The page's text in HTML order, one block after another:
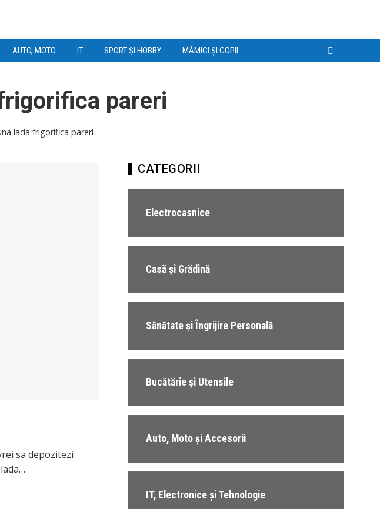
AUTO, MOTO IT SPORT ȘI HOBBY MĂMICI ȘI COPII
pareri
lada frigorifica pareri
sa depozitezi
CATEGORII
Electrocasnice
Casă și Grădină
Sănătate și Îngrijire Personală
Bucătărie și Utensile
Auto, Moto și Accesorii
IT, Electronice și Tehnologie